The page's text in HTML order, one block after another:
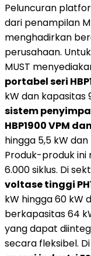
Peluncuran
dari penampilan
menghadirkan
perusahaan.
MUST
portabel seri
kW dan kapasitas
sistem
HBP1900 VPM
hingga 5,5 kW
Produk-produk ini
6.000 siklus. Di
voltase tinggi
kW hingga 60 kW
berkapasitas 64
yang dapat
secara fleksibel. Di